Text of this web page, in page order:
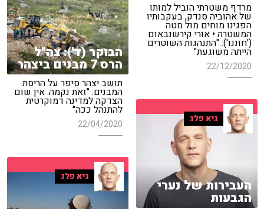
מרדף משטרתי הוביל למותו
של אהוביה סנדק, בעקבותיו
הפגינו מוחים מול מטה
המשטרה • אורי קירשנבאום
('חוננו'): "התנהגות השוטרים
הייתה משוגעת"
22/12/2020
הבוקר (ד'): צה"ל
הרס 7 מבנים ביצהר
תושב יצהר סיפר על הריסת
המבנים: "זאת נקמה. אין שום
הצדקה למדינה דמוקרטית
להתנהל ככה"
22/04/2020 גיא פלג
העבירות של נערי
הגבעות
גיא פלג